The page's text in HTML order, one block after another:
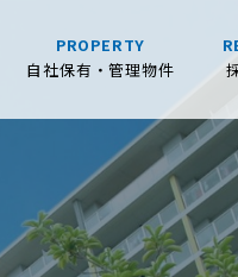
PROPERTY
自社保有・管理物件